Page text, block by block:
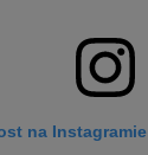
na Instagramie